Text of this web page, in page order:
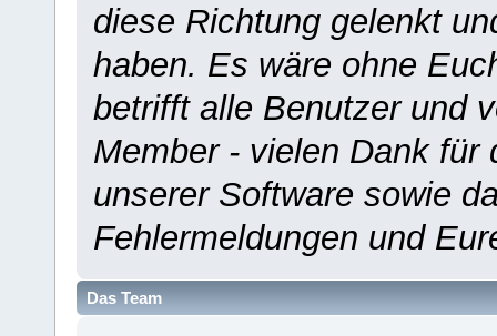
diese Richtung gelenkt
haben. Es wäre ohne
betrifft alle Benutzer und
Member - vielen Dank für
unserer Software sowie
Fehlermeldungen und
Das Team